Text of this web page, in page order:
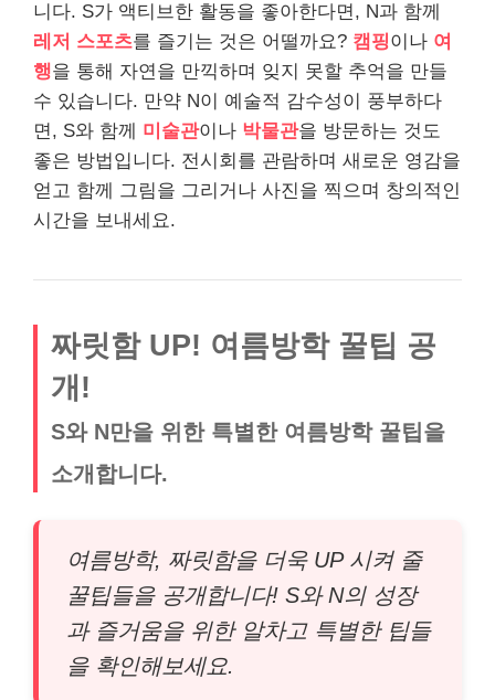
니다. S가 액티브한 활동을 좋아한다면, N과 함께
레저 스포츠를 즐기는 것은 어떨까요? 캠핑이나 여
행을 통해 자연을 만끽하며 잊지 못할 추억을 만들
수 있습니다. 만약 N이 예술적 감수성이 풍부하다
면, S와 함께 미술관이나 박물관을 방문하는 것도
좋은 방법입니다. 전시회를 관람하며 새로운 영감을
얻고 함께 그림을 그리거나 사진을 찍으며 창의적인
시간을 보내세요.
짜릿함 UP! 여름방학 꿀팁 공
개!
S와 N만을 위한 특별한 여름방학 꿀팁을
소개합니다.
여름방학, 짜릿함을 더욱 UP 시켜 줄
꿀팁들을 공개합니다! S와 N의 성장
과 즐거움을 위한 알차고 특별한 팁들
을 확인해보세요.